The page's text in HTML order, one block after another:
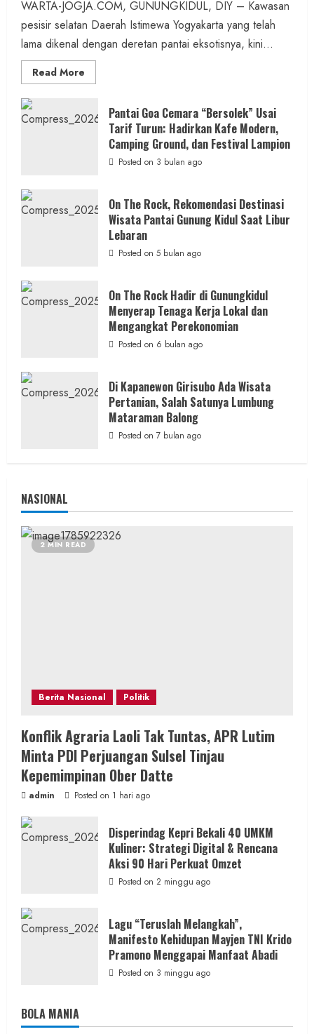
1 MIN READ
Kebakaran Hanguskan Kantin dan Gudang
SD Negeri 1 Jerukan, Polsek Juwangi
Lakukan Olah TKP
Berita Daerah
Lomba Pengagungan Kalurahan Balong:
Merayakan HUT ke-81 RI untuk
Posted on 15 jam ago
WARTA-JOGJA.COM, GUNUNGKIDUL, DIY – Kawasan
pesisir selatan Daerah Istimewa Yogyakarta yang telah
lama dikenal dengan deretan pantai eksotisnya, kini...
Read More
more
THE
ROCK
Gunungkidul
Hadirkan
Konsep
Wisata
Kekinian
Pantai Goa Cemara “Bersolek” Usai
Tarif Turun: Hadirkan Kafe Modern,
Camping Ground, dan Festival Lampion
Posted on 3 bulan ago
On The Rock, Rekomendasi Destinasi
Wisata Pantai Gunung Kidul Saat Libur
Lebaran
Posted on 5 bulan ago
On The Rock Hadir di Gunungkidul
Menyerap Tenaga Kerja Lokal dan
Mengangkat Perekonomian
Posted on 6 bulan ago
Di Kapanewon Girisubo Ada Wisata
Pertanian, Salah Satunya Lumbung
Mataraman Balong
Posted on 7 bulan ago
NASIONAL
2 MIN READ
Berita Nasional Politik
Konflik Agraria Laoli Tak Tuntas, APR Lutim
Minta PDI Perjuangan Sulsel Tinjau
Kepemimpinan Ober Datte
admin Posted on 1 hari ago
Disperindag Kepri Bekali 40 UMKM
Kuliner: Strategi Digital & Rencana
Aksi 90 Hari Perkuat Omzet
Posted on 2 minggu ago
Lagu “Teruslah Melangkah”,
Manifesto Kehidupan Mayjen TNI Krido
Pramono Menggapai Manfaat Abadi
Posted on 3 minggu ago
BOLA MANIA